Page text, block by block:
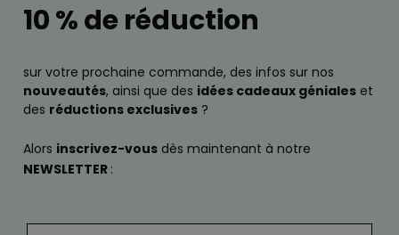
10 % de réduction
sur votre prochaine commande, des infos sur nos
nouveautés, ainsi que des idées cadeaux géniales et
des réductions exclusives ?
Alors inscrivez-vous dès maintenant à notre
NEWSLETTER :